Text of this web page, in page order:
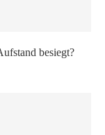
besiegt?